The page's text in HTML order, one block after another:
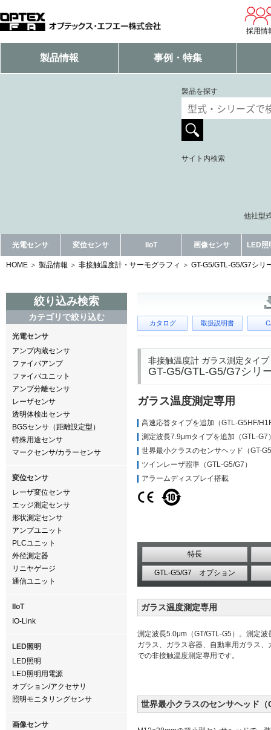
採用情
製品情報 事例・特集
製品を探す
サイト内検索
他社型
光電センサ 変位センサ IIoT 画像センサ LED照
HOME 製品情報 非接触温度計・サーモグラフィ GT-G5/GTL-G5/G7シリ
絞り込み検索
カテゴリで絞り込む
光電センサ
アンプ内蔵センサ
ファイバアンプ
ファイバユニット
アンプ分離センサ
レーザセンサ
透明体検出センサ
BGSセンサ（距離設定型）
特殊用途センサ
マークセンサ/カラーセンサ
変位センサ
レーザ変位センサ
エッジ測定センサ
形状測定センサ
アンプユニット
PLCユニット
外径測定器
リニヤゲージ
通信ユニット
IIoT
IO-Link
LED照明
LED照明
LED照明用電源
オプション/アクセサリ
照明モニタリングセンサ
画像センサ
カタログ 取扱説明書
非接触温度計 ガラス測定タイプ
GT-G5/GTL-G5/G7シリ
ガラス温度測定専用
高速応答タイプを追加（GTL-G5HF/
測定波長7.9μmタイプを追加（GTL-G7
世界最小クラスのセンサヘッド（GT-
ツインレーザ照準（GTL-G5/G7）
アラームディスプレイ搭載
特長
GTL-G5/G7 オプション
ガラス温度測定専用
測定波長5.0μm（GT/GTL-G5）。測定
ガラス、ガラス容器、自動車用ガラス
での非接触温度測定専用です。
世界最小クラスのセンサヘッド（